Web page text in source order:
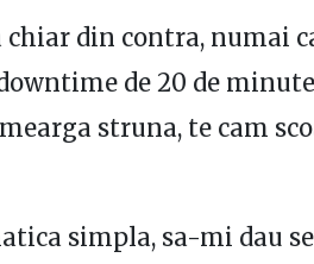
din contra, numai
de 20 de
struna, te cam
simpla, sa-mi dau